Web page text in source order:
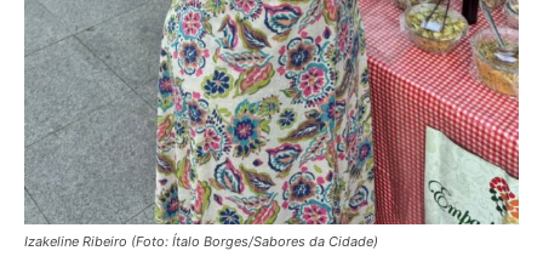
Izakeline Ribeiro (Foto: Ítalo Borges/Sabores da Cidade)